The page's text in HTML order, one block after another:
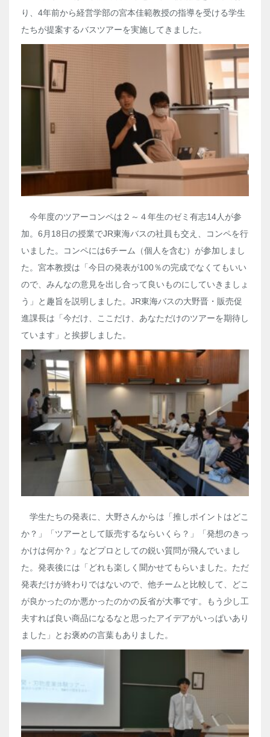
り、 4年前から経営学部の宮本佳範教授の指導を受ける学生
たちが提案するバスツアーを実施してきました。
今年度のツアーコンペは２～４年生のゼミ有志14人が参
加。 6 月 18日の授業でJR東海バスの社員も交え、コンペを行
いました。コンペには6チーム（個人を含む）が参加しまし
た。宮本教授は「今日の発表が100％の完成でなくてもいい
ので、みんなの意見を出し合って良いものにしていきましょ
う」と趣旨を説明しました。 JR東海バスの大野晋・販売促
進課長は「今だけ、ここだけ、あなただけのツアーを期待し
ています」と挨拶しました。
学生たちの発表に、大野さんからは「推しポイントはどこ
か？」「ツアーとして販売するならいくら？」「発想のきっ
かけは何か？」などプロとしての鋭い質問が飛んでいまし
た。発表後には「どれも楽しく聞かせてもらいました。ただ
発表だけが終わりではないので、他チームと比較して、どこ
が良かったのか悪かったのかの反省が大事です。もう少し工
夫すれば良い商品になるなと思ったアイデアがいっぱいあり
ました」とお褒めの言葉もありました。